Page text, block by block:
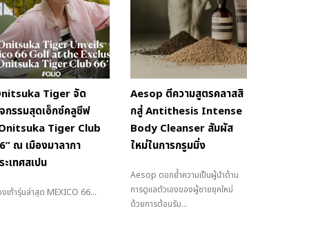
Tiger จัด
กรรมสุดเอ็กซ์คลูซีฟ
Tiger Club
ณ เมืองมาลากา
ะเทศสเปน
งเท้ารุ่นล่าสุด MEXICO 66...
Aesop ตีความสูตรคลาสสิ
กสู่ Antithesis Intense
Body Cleanser สัมผัส
ใหม่ในการกรูมมิ่ง
Aesop ตอกย้ำความเป็นผู้นำด้าน
การดูแลตัวเองของผู้ชายยุคใหม่
ด้วยการต้อนรับ...